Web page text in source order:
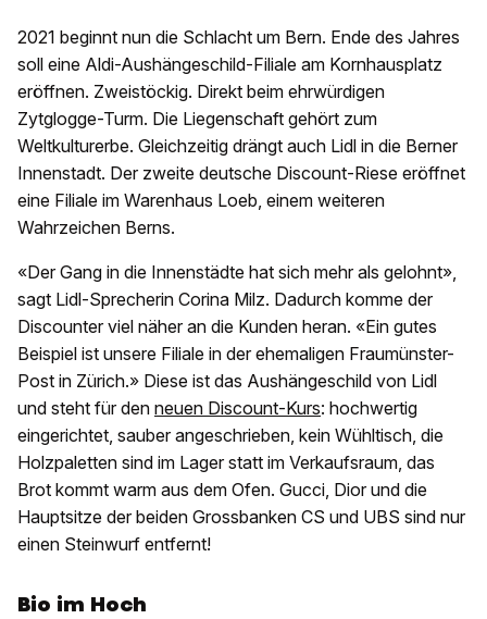
2021 beginnt nun die Schlacht um Bern. Ende des Jahres
soll eine Aldi-Aushängeschild-Filiale am Kornhausplatz
eröffnen. Zweistöckig. Direkt beim ehrwürdigen
Zytglogge-Turm. Die Liegenschaft gehört zum
Weltkulturerbe. Gleichzeitig drängt auch Lidl in die Berner
Innenstadt. Der zweite deutsche Discount-Riese eröffnet
eine Filiale im Warenhaus Loeb, einem weiteren
Wahrzeichen Berns.
«Der Gang in die Innenstädte hat sich mehr als gelohnt»,
sagt Lidl-Sprecherin Corina Milz. Dadurch komme der
Discounter viel näher an die Kunden heran. «Ein gutes
Beispiel ist unsere Filiale in der ehemaligen Fraumünster-
Post in Zürich.» Diese ist das Aushängeschild von Lidl
und steht für den neuen Discount-Kurs: hochwertig
eingerichtet, sauber angeschrieben, kein Wühltisch, die
Holzpaletten sind im Lager statt im Verkaufsraum, das
Brot kommt warm aus dem Ofen. Gucci, Dior und die
Hauptsitze der beiden Grossbanken CS und UBS sind nur
einen Steinwurf entfernt!
Bio im Hoch